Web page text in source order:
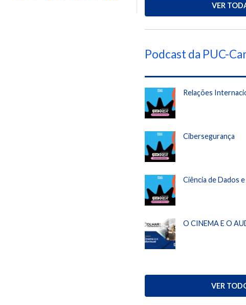
VER
Podcast da PUC-
Relações
Cibersegurança
Ciência de Dados
O CINEMA E O
VER